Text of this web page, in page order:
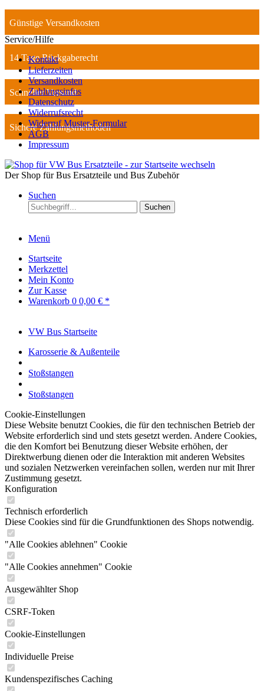
Günstige Versandkosten
14 Tage Rückgaberecht
Schneller Versand
Sichere Zahlungsmethoden
Service/Hilfe
Kontakt
Lieferzeiten
Versandkosten
Zahlungsinfos
Datenschutz
Widerrufsrecht
Widerruf Muster-Formular
AGB
Impressum
Der Shop für Bus Ersatzteile und Bus Zubehör
Suchen
Suchen
Menü
Startseite
Merkzettel
Mein Konto
Zur Kasse
Warenkorb 0 0,00 € *
VW Bus Startseite
Karosserie & Außenteile
Stoßstangen
Stoßstangen
Cookie-Einstellungen
Diese Website benutzt Cookies, die für den technischen Betrieb der
Website erforderlich sind und stets gesetzt werden. Andere Cookies,
die den Komfort bei Benutzung dieser Website erhöhen, der
Direktwerbung dienen oder die Interaktion mit anderen Websites
und sozialen Netzwerken vereinfachen sollen, werden nur mit Ihrer
Zustimmung gesetzt.
Konfiguration
Technisch erforderlich
Diese Cookies sind für die Grundfunktionen des Shops notwendig.
"Alle Cookies ablehnen" Cookie
"Alle Cookies annehmen" Cookie
Ausgewählter Shop
CSRF-Token
Cookie-Einstellungen
Individuelle Preise
Kundenspezifisches Caching